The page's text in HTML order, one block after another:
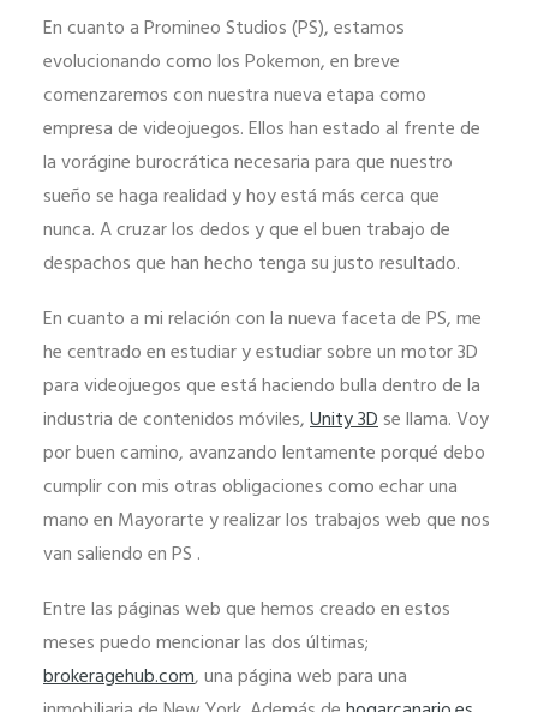
En cuanto a Promineo Studios (PS), estamos
evolucionando como los Pokemon, en breve
comenzaremos con nuestra nueva etapa como
empresa de videojuegos. Ellos han estado al frente de
la vorágine burocrática necesaria para que nuestro
sueño se haga realidad y hoy está más cerca que
nunca. A cruzar los dedos y que el buen trabajo de
despachos que han hecho tenga su justo resultado.
En cuanto a mi relación con la nueva faceta de PS, me
he centrado en estudiar y estudiar sobre un motor 3D
para videojuegos que está haciendo bulla dentro de la
industria de contenidos móviles,Unity 3Dse llama. Voy
por buen camino, avanzando lentamente porqué debo
cumplir con mis otras obligaciones como echar una
mano en Mayorarte y realizar los trabajos web que nos
van saliendo en PS .
Entre las páginas web que hemos creado en estos
meses puedo mencionar las dos últimas;
brokeragehub.com, una página web para una
para que
Estadísticas
Para que
podamos
mejorar la
y estructura
de la web, en
base a cómo
se usa la web.
Experiencia
funcione lo
mejor posible
durante tu
visita. Si rechaza